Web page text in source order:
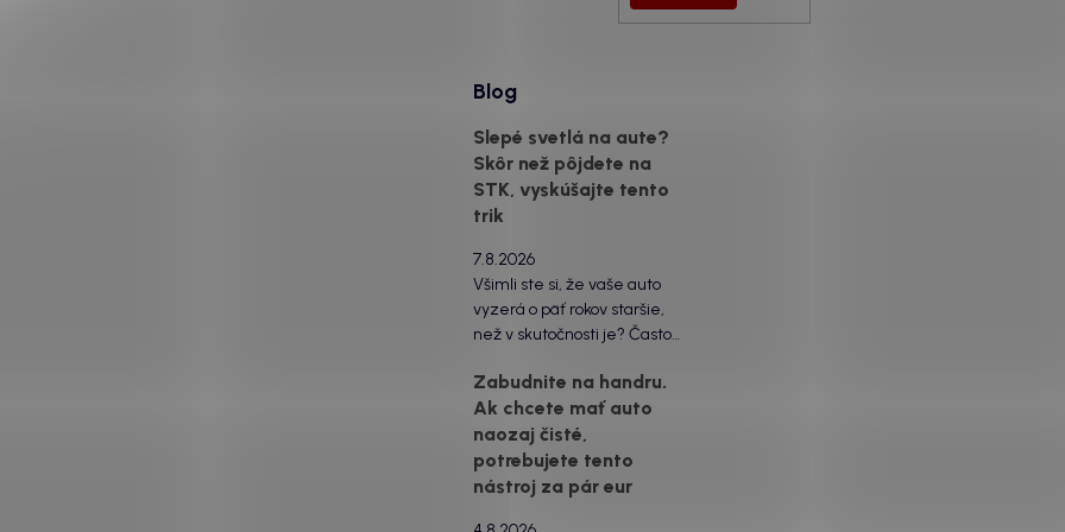
Blog
Slepé svetlá na aute?
Skôr než pôjdete na
STK, vyskúšajte tento
trik
7.8.2026
Všimli ste si, že vaše auto
vyzerá o päť rokov staršie,
než v skutočnosti je? Často
svetlomety. Ten mliečny,
drsný povrch nie je len
estetická vada. Keď slnko a soľ
urobia svoje, plexisklo začne
svetlo rozptyľovať namiesto
Zabudnite na handru.
Ak chcete mať auto
naozaj čisté,
potrebujete tento
nástroj za pár eur